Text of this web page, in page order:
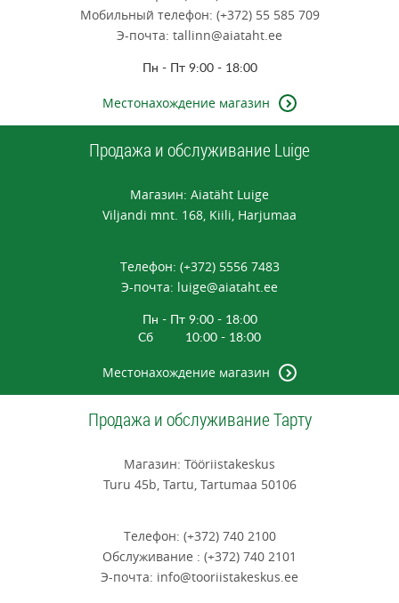
Mобильный телефон: (+372) 55 585 709
Э-почта: tallinn@aiataht.ee
Пн - Пт 9:00 - 18:00
Mестонахождение магазин
Продажа и обслуживание Luige
Mагазин: Aiatäht Luige
Viljandi mnt. 168, Kiili, Harjumaa
Tелефон: (+372) 5556 7483
Э-почта: luige@aiataht.ee
Пн - Пт 9:00 - 18:00
Сб 10:00 - 18:00
Mестонахождение магазин
Продажа и обслуживание Тарту
Mагазин: Tööriistakeskus
Turu 45b, Tartu, Tartumaa 50106
Tелефон: (+372) 740 2100
Oбслуживание : (+372) 740 2101
Э-почта: info@tooriistakeskus.ee